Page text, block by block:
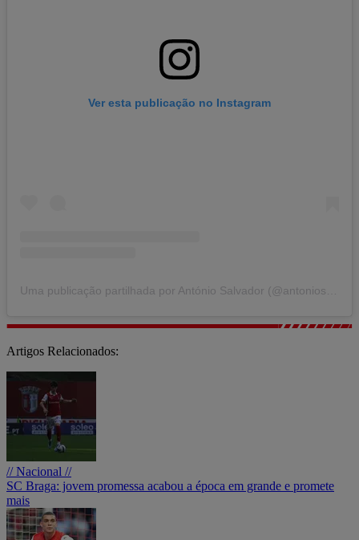
Ver esta publicação no Instagram
Artigos Relacionados:
// Nacional //
SC Braga: jovem promessa acabou a época em grande e promete
mais